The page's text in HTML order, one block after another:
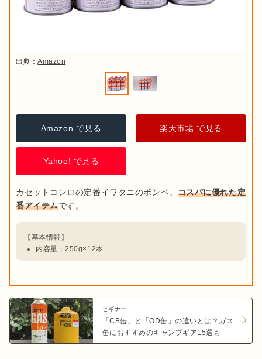
出典：Amazon
Amazon で見る 楽天市場 で見る
Yahoo! で見る
カセットコンロの定番イワタニのボンベ。 コスパに優れた定
番アイテム
内容量：250g×12本
ビギナー
「CB缶」と「OD缶」の違いとは？ガス
缶におすすめのキャンプギア15選も